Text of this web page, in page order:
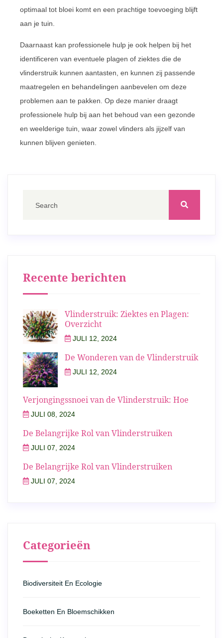
optimaal tot bloei komt en een prachtige toevoeging blijft
aan je tuin.
Daarnaast kan professionele hulp je ook helpen bij het
identificeren van eventuele plagen of ziektes die de
vlinderstruik kunnen aantasten, en kunnen zij passende
maatregelen en behandelingen aanbevelen om deze
problemen aan te pakken. Op deze manier draagt
professionele hulp bij aan het behoud van een gezonde
en weelderige tuin, waar zowel vlinders als jijzelf van
kunnen blijven genieten.
Recente berichten
Vlinderstruik: Ziektes en Plagen:
Overzicht
JULI 12, 2024
De Wonderen van de Vlinderstruik
JULI 12, 2024
Verjongingssnoei van de Vlinderstruik: Hoe
JULI 08, 2024
De Belangrijke Rol van Vlinderstruiken
JULI 07, 2024
De Belangrijke Rol van Vlinderstruiken
JULI 07, 2024
Categorieën
Biodiversiteit En Ecologie
Boeketten En Bloemschikken